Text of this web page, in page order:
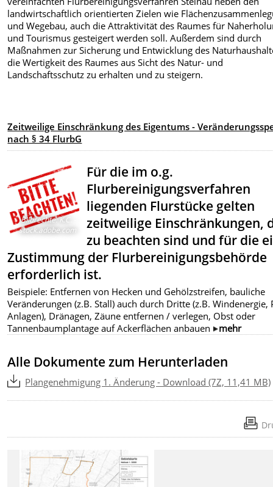
landwirtschaftlich orientierten Zielen wie
und Wegebau, auch die Attraktivität des Raumes für
und Tourismus gesteigert werden soll. Außerdem sind durch
Maßnahmen zur Sicherung und Entwicklung des
die Wertigkeit des Raumes aus Sicht des Natur- und
Landschaftsschutz zu erhalten und zu steigern.
Zeitweilige Einschränkung des Eigentums -
nach § 34 FlurbG
Bildrechte:K.C. -
stock.adobe.com
Für die im o.g.
Flurbereinigungsverfahren
liegenden Flurstücke gelten
zeitweilige Einschränkungen,
zu beachten sind und für die
Zustimmung der Flurbereinigungsbehörde
erforderlich ist.
Beispiele: Entfernen von Hecken und Gehölzstreifen, bauliche
Veränderungen (z.B. Stall) auch durch Dritte (z.B. Windenergie,
Anlagen), Dränagen, Zäune entfernen / verlegen, Obst oder
Tannenbaumplantage auf Ackerflächen anbauen
mehr
Alle Dokumente zum Herunterladen
Plangenehmigung 1. Änderung - Download (7Z, 11,41 MB)